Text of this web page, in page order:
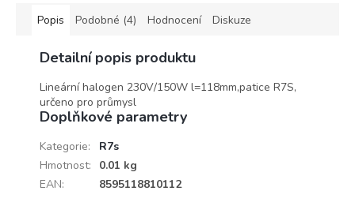
Popis Podobné (4) Hodnocení Diskuze
Detailní popis produktu
Lineární halogen 230V/150W l=118mm,patice R7S,
určeno pro průmysl
Doplňkové parametry
Kategorie:
R7s
Hmotnost:
0.01 kg
EAN: 8595118810112